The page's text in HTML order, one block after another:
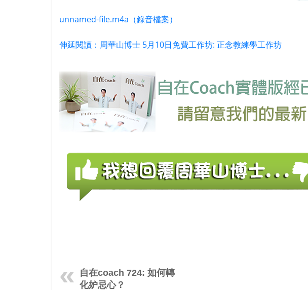
unnamed-file.m4a（錄音檔案）
伸延閱讀：周華山博士 5月10日免費工作坊: 正念教練學工作坊
自在coach 724: 如何轉
化妒忌心？